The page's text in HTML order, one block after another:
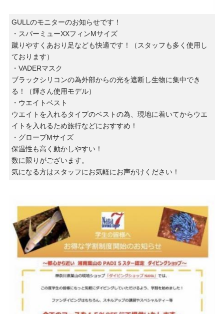
GULLのモニターのお知らせです！
・スパーミューXXフィンMサイズ
蹴りやすくあおり足なども快適です！（スタッフも多く使用し
ております）
・VADERマスク
ブラックシリコンの為外部からの光を遮断し生物に集中でき
る！（輝さん使用モデル）
・ウエイトベスト
ウエイトを入れるタイプのベストの為、現地に着いてからウエ
イトを入れるため旅行などにおすすめ！
・グローブMサイズ
保温性も高く動かしやすい！
数に限りがございます。
気になる方はスタッフにお気軽にお声がけください！